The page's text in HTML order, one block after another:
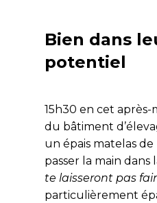
Bien dans
potentiel
15h30 en cet après-
du bâtiment
un épais matelas
passer la main
te laisseront pas
particulièrement